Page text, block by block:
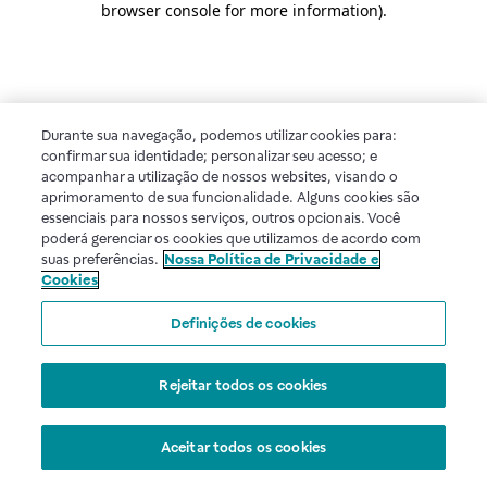
browser console for more information).
Durante sua navegação, podemos utilizar cookies para:
confirmar sua identidade; personalizar seu acesso; e
acompanhar a utilização de nossos websites, visando o
aprimoramento de sua funcionalidade. Alguns cookies são
essenciais para nossos serviços, outros opcionais. Você
poderá gerenciar os cookies que utilizamos de acordo com
suas preferências. Nossa Política de Privacidade e
Cookies
Definições de cookies
Rejeitar todos os cookies
Aceitar todos os cookies